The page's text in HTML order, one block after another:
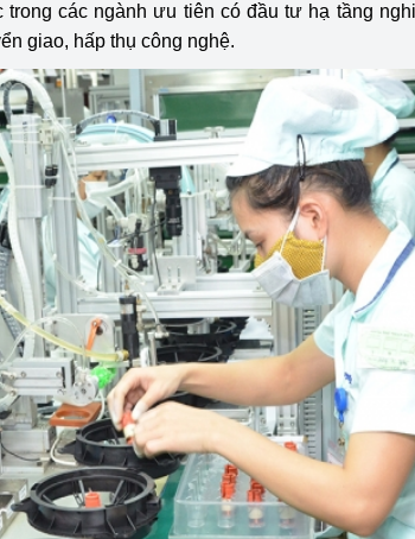
Tổ chức được cấp
động kiểm định thiết
làm việc ở môi
hiểm khí, bụi nổ
Cơ sở sản xuất, sửa
LPG
Tổ chức huấn luyện,
nghiệp vụ kiểm định
lao động
Tái cơ cấu ngành Công Thương
Quản lý thị trường
Sử dụng năng lượng tiết kiệm và
hiệu quả
Hiệu quả năng lượng
Khoa học, công nghệ và đổi mới sáng
tạo
Thông báo
Bảo vệ môi trường Video bảo vệ môi
Album ảnh bảo vệ
Văn bản về môi
Đọc báo giúp bạn
Bảo vệ nền tảng tư tưởng của Đảng
Doanh nghiệp - Người dân
Xúc tiến thương mại Khu vực miền Bắc
Khu vực miền Trung
Thị trường nước ngoàiHiệp định EVFTA
trong các ngành ưu tiên có đầu tư hạ tầng
giao, hấp thụ công nghệ.